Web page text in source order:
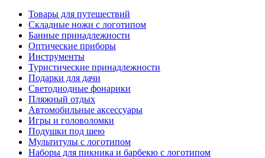
Товары для путешествий
Складные ножи с логотипом
Банные принадлежности
Оптические приборы
Инструменты
Туристические принадлежности
Подарки для дачи
Светодиодные фонарики
Пляжный отдых
Автомобильные аксессуары
Игры и головоломки
Подушки под шею
Мультитулы с логотипом
Наборы для пикника и барбекю с логотипом